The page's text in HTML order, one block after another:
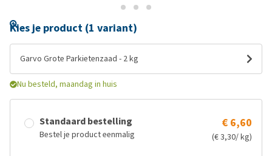
Kies je product (1 variant)
Garvo Grote Parkietenzaad - 2 kg
Nu besteld, maandag in huis
Standaard bestelling
Bestel je product eenmalig
€ 6,60
(€ 3,30/ kg)